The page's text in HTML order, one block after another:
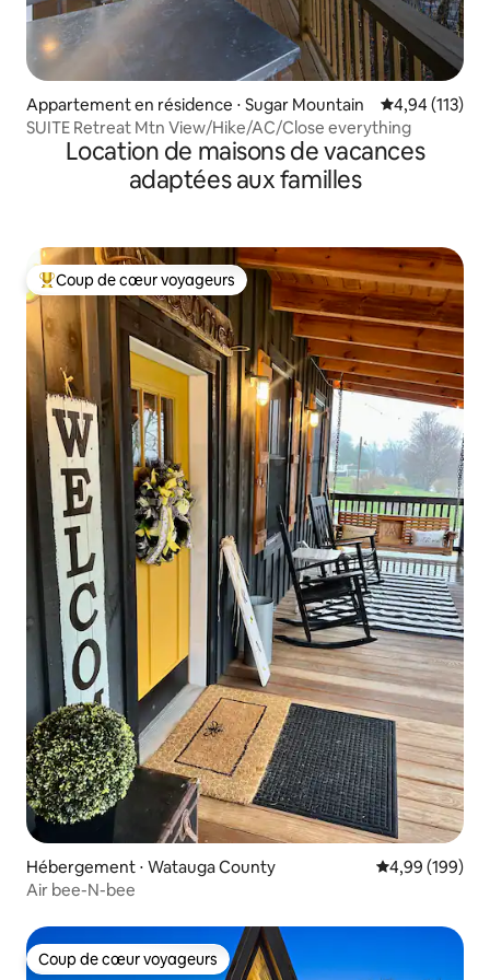
Appartement en résidence ⋅ Sugar Mountain Évaluation
4,94 (113)
SUITE Retreat Mtn View/Hike/AC/Close everything
Location de maisons de vacances
adaptées aux familles
Coups de cœur voyageurs les plus appréciés
Coup de cœur voyageurs
Hébergement ⋅ Watauga County Évaluation
4,99 (199)
Air bee-N-bee
Coup de cœur voyageurs
Coup de cœur voyageurs